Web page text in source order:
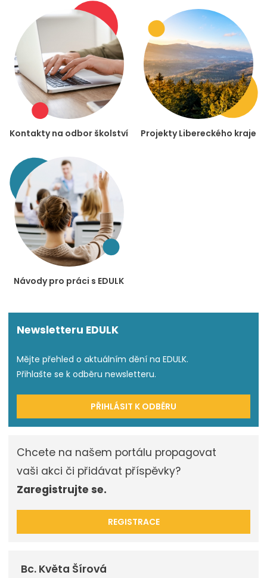
Kontakty na odbor školství Projekty Libereckého kraje
Návody pro práci s EDULK
Newsletteru EDULK
Mějte přehled o aktuálním dění na EDULK.
Přihlašte se k odběru newsletteru.
PŘIHLÁSIT K ODBĚRU
Chcete na našem portálu propagovat
vaši akci či přidávat příspěvky?
Zaregistrujte se.
REGISTRACE
Bc. Květa Šírová